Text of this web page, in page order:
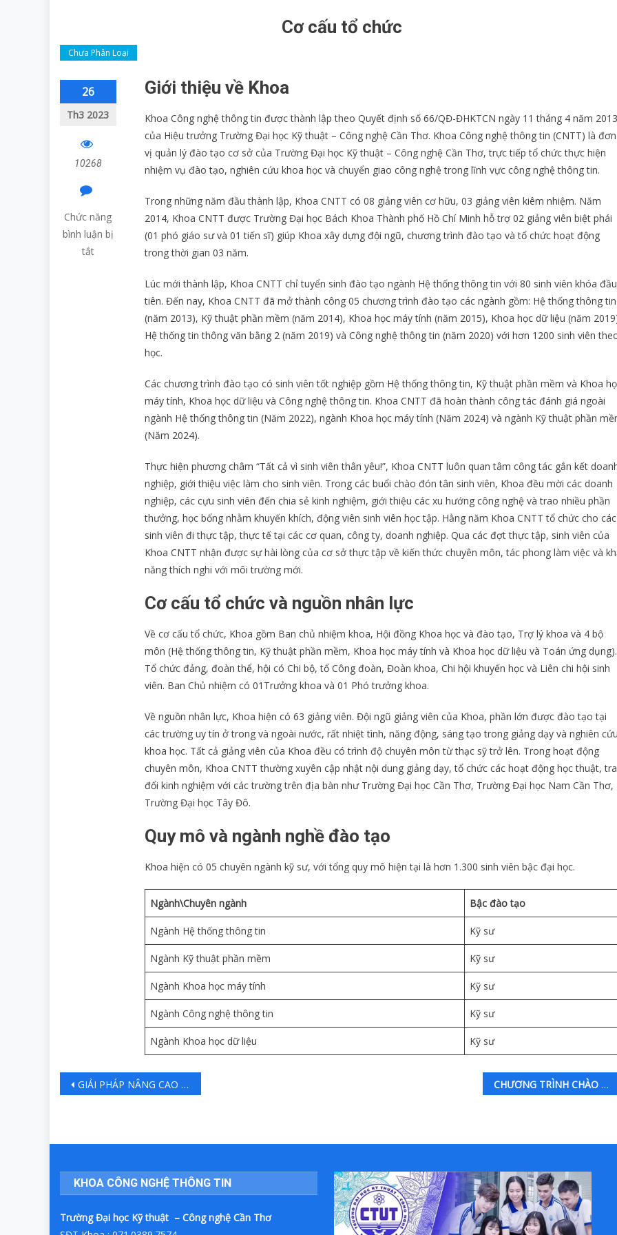
Cơ cấu tổ chức
Chưa Phân Loại
26
Th3 2023
10268
Chức năng
bình luận bị
tắt
Giới thiệu về Khoa
Khoa Công nghệ thông tin được thành lập theo Quyết định số 66/QĐ-ĐHKTCN ngày 11 tháng 4 năm 2013
của Hiệu trưởng Trường Đại học Kỹ thuật – Công nghệ Cần Thơ. Khoa Công nghệ thông tin (CNTT) là đơn
vị quản lý đào tạo cơ sở của Trường Đại học Kỹ thuật – Công nghệ Cần Thơ, trực tiếp tổ chức thực hiện
nhiệm vụ đào tạo, nghiên cứu khoa học và chuyển giao công nghệ trong lĩnh vực công nghệ thông tin.
Trong những năm đầu thành lập, Khoa CNTT có 08 giảng viên cơ hữu, 03 giảng viên kiêm nhiệm. Năm
2014, Khoa CNTT được Trường Đại học Bách Khoa Thành phố Hồ Chí Minh hỗ trợ 02 giảng viên biệt phái
(01 phó giáo sư và 01 tiến sĩ) giúp Khoa xây dựng đội ngũ, chương trình đào tạo và tổ chức hoạt động
trong thời gian 03 năm.
Lúc mới thành lập, Khoa CNTT chỉ tuyển sinh đào tạo ngành Hệ thống thông tin với 80 sinh viên khóa đầu
tiên. Đến nay, Khoa CNTT đã mở thành công 05 chương trình đào tạo các ngành gồm: Hệ thống thông tin
(năm 2013), Kỹ thuật phần mềm (năm 2014), Khoa học máy tính (năm 2015), Khoa học dữ liệu (năm
Hệ thống tin thông văn bằng 2 (năm 2019) và Công nghệ thông tin (năm 2020) với hơn 1200 sinh viên
học.
Các chương trình đào tạo có sinh viên tốt nghiệp gồm Hệ thống thông tin, Kỹ thuật phần mềm và Khoa
máy tính, Khoa học dữ liệu và Công nghệ thông tin. Khoa CNTT đã hoàn thành công tác đánh giá ngoài
ngành Hệ thống thông tin (Năm 2022), ngành Khoa học máy tính (Năm 2024) và ngành Kỹ thuật phần
(Năm 2024).
Thực hiện phương châm “Tất cả vì sinh viên thân yêu!”, Khoa CNTT luôn quan tâm công tác gắn kết
nghiệp, giới thiệu việc làm cho sinh viên. Trong các buổi chào đón tân sinh viên, Khoa đều mời các doanh
nghiệp, các cựu sinh viên đến chia sẻ kinh nghiệm, giới thiệu các xu hướng công nghệ và trao nhiều phần
thưởng, học bổng nhằm khuyến khích, động viên sinh viên học tập. Hằng năm Khoa CNTT tổ chức cho các
sinh viên đi thực tập, thực tế tại các cơ quan, công ty, doanh nghiệp. Qua các đợt thực tập, sinh viên của
Khoa CNTT nhận được sự hài lòng của cơ sở thực tập về kiến thức chuyên môn, tác phong làm việc và
năng thích nghi với môi trường mới.
Cơ cấu tổ chức và nguồn nhân lực
Về cơ cấu tổ chức, Khoa gồm Ban chủ nhiệm khoa, Hội đồng Khoa học và đào tạo, Trợ lý khoa và 4 bộ
môn (Hệ thống thông tin, Kỹ thuật phần mềm, Khoa học máy tính và Khoa học dữ liệu và Toán ứng dụng).
Tổ chức đảng, đoàn thể, hội có Chi bộ, tổ Công đoàn, Đoàn khoa, Chi hội khuyến học và Liên chi hội sinh
viên. Ban Chủ nhiệm có 01Trưởng khoa và 01 Phó trưởng khoa.
Về nguồn nhân lực, Khoa hiện có 63 giảng viên. Đội ngũ giảng viên của Khoa, phần lớn được đào tạo tại
các trường uy tín ở trong và ngoài nước, rất nhiệt tình, năng động, sáng tạo trong giảng dạy và nghiên cứu
khoa học. Tất cả giảng viên của Khoa đều có trình độ chuyên môn từ thạc sỹ trở lên. Trong hoạt động
chuyên môn, Khoa CNTT thường xuyên cập nhật nội dung giảng dạy, tổ chức các hoạt động học thuật,
đổi kinh nghiệm với các trường trên địa bàn như Trường Đại học Cần Thơ, Trường Đại học Nam Cần Thơ,
Trường Đại học Tây Đô.
Quy mô và ngành nghề đào tạo
Khoa hiện có 05 chuyên ngành kỹ sư, với tổng quy mô hiện tại là hơn 1.300 sinh viên bậc đại học.
Ngành\Chuyên ngành Bậc đào tạo
Ngành Hệ thống thông tin Kỹ sư
Ngành Kỹ thuật phần mềm Kỹ sư
Ngành Khoa học máy tính Kỹ sư
Ngành Công nghệ thông tin Kỹ sư
Ngành Khoa học dữ liệu Kỹ sư
Điều
hướng
bài
viết
GIẢI PHÁP NÂNG CAO CHẤT LƯỢNG ĐỀ THI TRẮC NGHIỆM KHÁCH QUAN QUA KỸ THUẬT VIẾT CÂU HỎI NHIỀU LỰA CHỌN CHƯƠNG TRÌNH CHÀO ĐÓN TÂN SINH VIÊN KHÓA 10 – NĂM 2022 KHOA CÔNG NGHỆ THÔNG TIN
KHOA CÔNG NGHỆ THÔNG TIN
Trường Đại học Kỹ thuật – Công nghệ Cần Thơ